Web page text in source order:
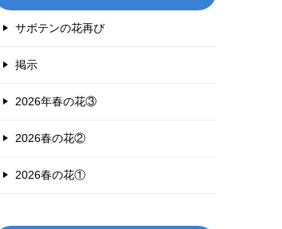
サボテンの花再び
掲示
2026年春の花③
2026春の花②
2026春の花①